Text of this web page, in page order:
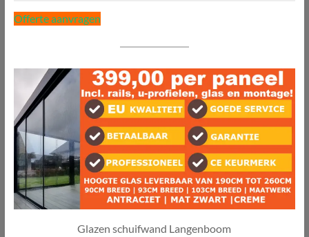
Offerte aanvragen
Glazen schuifwand Langenboom